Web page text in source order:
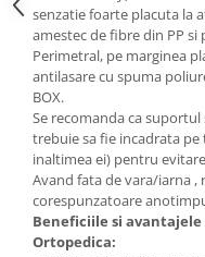
senzatie foarte placuta la
amestec de fibre din PP
Perimetral, pe marginea
antilasare cu spuma
BOX.
Se recomanda ca
trebuie sa fie incadrata
inaltimea ei) pentru
Avand fata de vara/iarna
corespunzatoare
Beneficiile si
Ortopedica: